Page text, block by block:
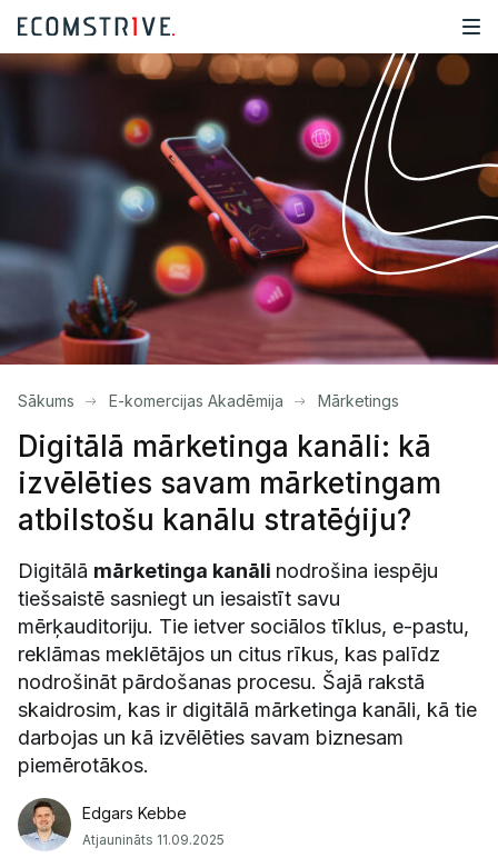
Sākums E-komercijas Akadēmija Mārketings
Digitālā mārketinga kanāli: kā
izvēlēties savam mārketingam
atbilstošu kanālu stratēģiju?
Digitālā mārketinga kanāli nodrošina iespēju
tiešsaistē sasniegt un iesaistīt savu
mērķauditoriju. Tie ietver sociālos tīklus, e-pastu,
reklāmas meklētājos un citus rīkus, kas palīdz
nodrošināt pārdošanas procesu. Šajā rakstā
skaidrosim, kas ir digitālā mārketinga kanāli, kā tie
darbojas un kā izvēlēties savam biznesam
piemērotākos.
Edgars Kebbe
Atjaunināts 11.09.2025